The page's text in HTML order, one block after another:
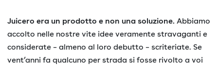
Juicero era un prodotto e non una soluzione. Abbiamo
accolto nelle nostre vite idee veramente stravaganti e
considerate – almeno al loro debutto – scriteriate. Se
vent’anni fa qualcuno per strada si fosse rivolto a voi